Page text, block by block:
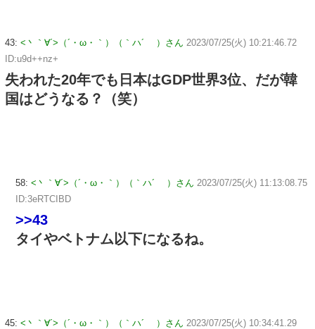
43: <丶｀∀´>（´・ω・｀）（｀ハ´ ）さん 2023/07/25(火) 10:21:46.72
ID:u9d++nz+
失われた20年でも日本はGDP世界3位、だが韓
国はどうなる？（笑）
58: <丶｀∀´>（´・ω・｀）（｀ハ´ ）さん 2023/07/25(火) 11:13:08.75
ID:3eRTCIBD
>>43
タイやベトナム以下になるね。
45: <丶｀∀´>（´・ω・｀）（｀ハ´ ）さん 2023/07/25(火) 10:34:41.29